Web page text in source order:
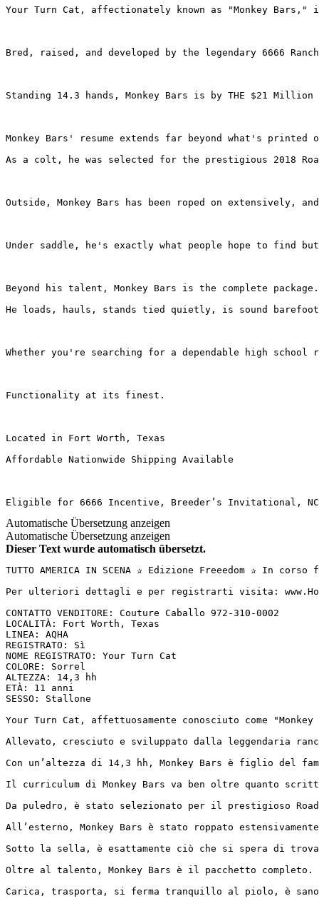
Your Turn Cat, affectionately known as "Monkey
Bred, raised, and developed by the legendary 6666
Standing 14.3 hands, Monkey Bars is by THE $21
Monkey Bars' resume extends far beyond what's printed
As a colt, he was selected for the prestigious 2018
Outside, Monkey Bars has been roped on extensively,
Under saddle, he's exactly what people hope to find
Beyond his talent, Monkey Bars is the complete package.
He loads, hauls, stands tied quietly, is sound
Whether you're searching for a dependable high
Functionality at its finest.
Located in Fort Worth, Texas
Affordable Nationwide Shipping Available
Eligible for 6666 Incentive, Breeder’s Invitational,
Automatische Übersetzung anzeigen
Automatische Übersetzung anzeigen
Dieser Text wurde automatisch übersetzt.
TUTTO AMERICA IN SCENA ✰ Edizione Freeedom ✰ In
Per ulteriori dettagli e per registrarti visita:
CONTATTO VENDITORE: Couture Caballo 972-310-0002
LOCALITÀ: Fort Worth, Texas
LINEA: AQHA
REGISTRATO: Sì
NOME REGISTRATO: Your Turn Cat
COLORE: Sorrel
ALTEZZA: 14,3 hh
ETÀ: 11 anni
SESSO: Stallone
Your Turn Cat, affettuosamente conosciuto come
Allevato, cresciuto e sviluppato dalla leggendaria
Con un’altezza di 14,3 hh, Monkey Bars è figlio del
Il curriculum di Monkey Bars va ben oltre quanto
Da puledro, è stato selezionato per il prestigioso
All’esterno, Monkey Bars è stato roppato
Sotto la sella, è esattamente ciò che si spera di
Oltre al talento, Monkey Bars è il pacchetto completo.
Carica, trasporta, si ferma tranquillo al piolo, è sano